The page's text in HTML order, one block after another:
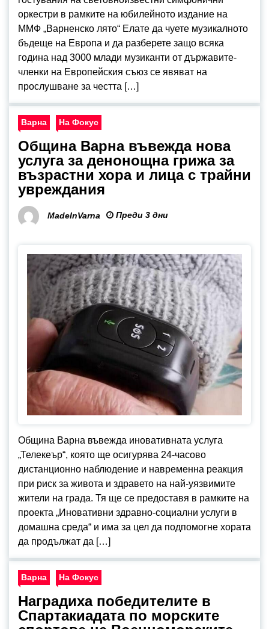
оркестри в рамките на юбилейното издание на
ММФ „Варненско лято“ Елате да чуете музикалното
бъдеще на Европа и да разберете защо всяка
година над 3000 млади музиканти от държавите-
членки на Европейския съюз се явяват на
прослушване за честта […]
Варна На Фокус
Община Варна въвежда нова
услуга за денонощна грижа за
възрастни хора и лица с трайни
увреждания
MadeInVarna Преди 3 дни
Община Варна въвежда иновативната услуга
„Телекеър“, която ще осигурява 24-часово
дистанционно наблюдение и навременна реакция
при риск за живота и здравето на най-уязвимите
жители на града. Тя ще се предоставя в рамките на
проекта „Иновативни здравно-социални услуги в
домашна среда“ и има за цел да подпомогне хората
да продължат да […]
Варна На Фокус
Наградиха победителите в
Спартакиадата по морските